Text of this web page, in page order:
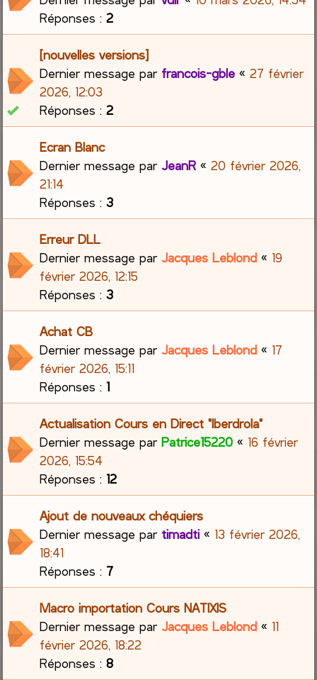
Réponses :2
[nouvelles versions]
Dernier message par francois-gble «27 février
2026, 12:03
Réponses :2
Ecran Blanc
Dernier message parJeanR «20 février 2026,
21:14
Réponses :3
Erreur DLL
Dernier message parJacques Leblond « 19
février 2026, 12:15
Réponses :3
Achat CB
Dernier message parJacques Leblond « 17
février 2026, 15:11
Réponses :1
Actualisation Cours en Direct "Iberdrola"
Dernier message parPatrice15220 « 16 février
2026, 15:54
Réponses :12
Ajout de nouveaux chéquiers
Dernier message par timadti « 13 février 2026,
18:41
Réponses : 7
Macro importation Cours NATIXIS
Dernier message parJacques Leblond « 11
février 2026, 18:22
Réponses :8